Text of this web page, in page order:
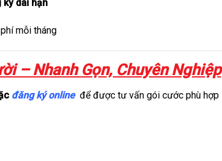
ký dài hạn
mỗi tháng
– Nhanh Gọn, Chuyên Nghiệp
đăng ký online để được tư vấn gói cước phù hợp